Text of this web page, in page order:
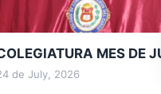
128 fotos MES DE
de July, 2026